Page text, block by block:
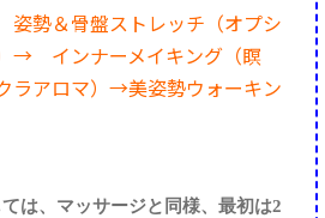
勢＆骨盤ストレッチ（オプシ
）→ インナーメイキング（瞑
ラアロマ）→美姿勢ウォーキン
は、マッサージと同様、最初は2